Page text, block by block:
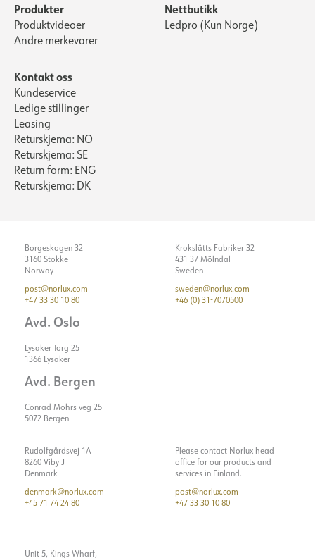
Produkter
Produktvideoer
Andre merkevarer
Nettbutikk
Ledpro (Kun Norge)
Kontakt oss
Kundeservice
Ledige stillinger
Leasing
Returskjema: NO
Returskjema: SE
Return form: ENG
Returskjema: DK
Borgeskogen 32
3160 Stokke
Norway
post@norlux.com
+47 33 30 10 80
Avd. Oslo
Lysaker Torg 25
1366 Lysaker
Avd. Bergen
Conrad Mohrs veg 25
5072 Bergen
Krokslätts Fabriker 32
431 37 Mölndal
Sweden
sweden@norlux.com
+46 (0) 31-7070500
Rudolfgårdsvej 1A
8260 Viby J
Denmark
denmark@norlux.com
+45 71 74 24 80
Please contact Norlux head
office for our products and
services in Finland.
post@norlux.com
+47 33 30 10 80
Unit 5, Kings Wharf,